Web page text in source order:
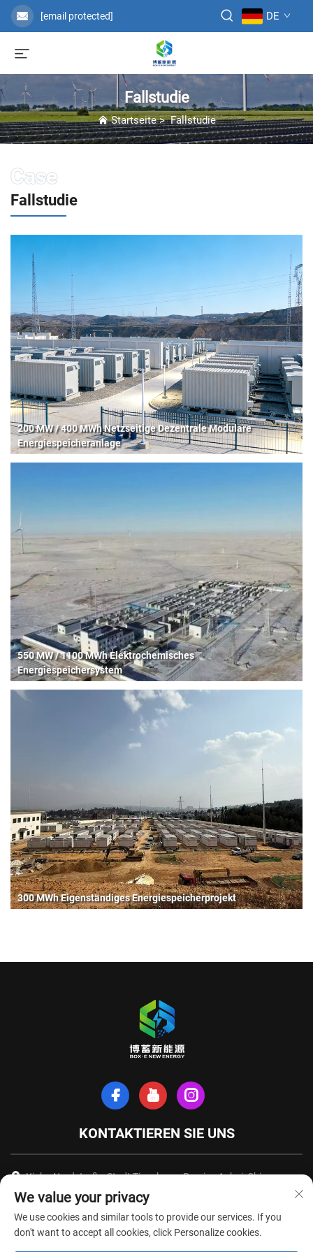
[email protected] DE
Fallstudie
Startseite>Fallstudie
Fallstudie
200 MW / 400 MWh Netzseitige Dezentrale Modulare
Energiespeicheranlage
550 MW / 1100 MWh Elektrochemisches
Energiespeichersystem
300 MWh Eigenständiges Energiespeicherprojekt
KONTAKTIEREN SIE UNS
Xinhe-Nordstraße, Stadt Tianchang, Provinz Anhui, China
+86-18949493005
[email protected]
We value your privacy
We use cookies and similar tools to provide our services. If you
don't want to accept all cookies, click Personalize cookies.